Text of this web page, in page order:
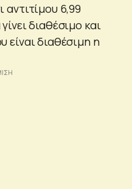
αντιτίμου 6,99
διαθέσιμο και
είναι διαθέσιμη η